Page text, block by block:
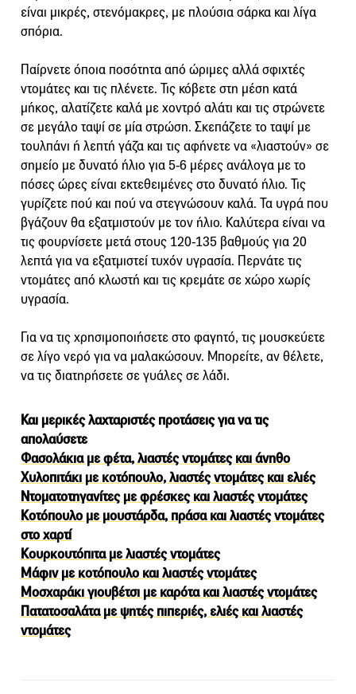
είναι μικρές, στενόμακρες, με πλούσια σάρκα και λίγα
σπόρια.
Παίρνετε όποια ποσότητα από ώριμες αλλά σφιχτές
ντομάτες και τις πλένετε. Τις κόβετε στη μέση κατά
μήκος, αλατίζετε καλά με χοντρό αλάτι και τις στρώνετε
σε μεγάλο ταψί σε μία στρώση. Σκεπάζετε το ταψί με
τουλπάνι ή λεπτή γάζα και τις αφήνετε να «λιαστούν» σε
σημείο με δυνατό ήλιο για 5-6 μέρες ανάλογα με το
πόσες ώρες είναι εκτεθειμένες στο δυνατό ήλιο. Τις
γυρίζετε πού και πού να στεγνώσουν καλά. Τα υγρά που
βγάζουν θα εξατμιστούν με τον ήλιο. Καλύτερα είναι να
τις φουρνίσετε μετά στους 120-135 βαθμούς για 20
λεπτά για να εξατμιστεί τυχόν υγρασία. Περνάτε τις
ντομάτες από κλωστή και τις κρεμάτε σε χώρο χωρίς
υγρασία.
Για να τις χρησιμοποιήσετε στο φαγητό, τις μουσκεύετε
σε λίγο νερό για να μαλακώσουν. Μπορείτε, αν θέλετε,
να τις διατηρήσετε σε γυάλες σε λάδι.
Και μερικές λαχταριστές προτάσεις για να τις
απολαύσετε
Φασολάκια με φέτα, λιαστές ντομάτες και άνηθο
Χυλοπιτάκι με κοτόπουλο, λιαστές ντομάτες και ελιές
Ντοματοτηγανίτες με φρέσκες και λιαστές ντομάτες
Κοτόπουλο με μουστάρδα, πράσα και λιαστές ντομάτες
στο χαρτί
Κουρκουτόπιτα με λιαστές ντομάτες
Μάφιν με κοτόπουλο και λιαστές ντομάτες
Μοσχαράκι γιουβέτσι με καρότα και λιαστές ντομάτες
Πατατοσαλάτα με ψητές πιπεριές, ελιές και λιαστές
ντομάτες